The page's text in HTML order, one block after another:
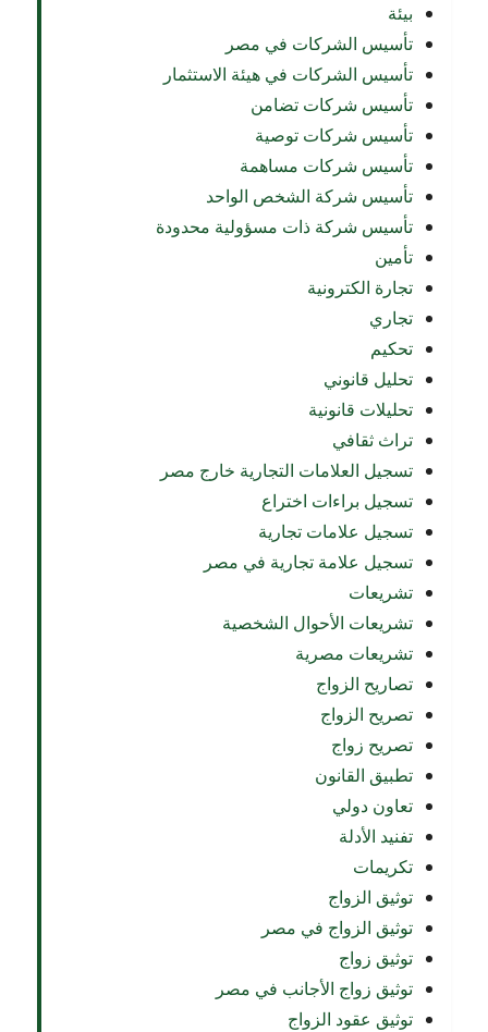
بيئة
تأسيس الشركات في مصر
تأسيس الشركات في هيئة الاستثمار
تأسيس شركات تضامن
تأسيس شركات توصية
تأسيس شركات مساهمة
تأسيس شركة الشخص الواحد
تأسيس شركة ذات مسؤولية محدودة
تأمين
تجارة الكترونية
تجاري
تحكيم
تحليل قانوني
تحليلات قانونية
تراث ثقافي
تسجيل العلامات التجارية خارج مصر
تسجيل براءات اختراع
تسجيل علامات تجارية
تسجيل علامة تجارية في مصر
تشريعات
تشريعات الأحوال الشخصية
تشريعات مصرية
تصاريح الزواج
تصريح الزواج
تصريح زواج
تطبيق القانون
تعاون دولي
تفنيد الأدلة
تكريمات
توثيق الزواج
توثيق الزواج في مصر
توثيق زواج
توثيق زواج الأجانب في مصر
توثيق عقود الزواج